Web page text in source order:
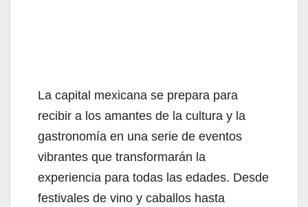
La capital mexicana se prepara para
recibir a los amantes de la cultura y la
gastronomía en una serie de eventos
vibrantes que transformarán la
experiencia para todas las edades. Desde
festivales de vino y caballos hasta